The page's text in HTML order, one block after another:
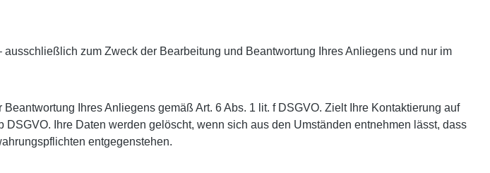
zum Zweck der Bearbeitung und Beantwortung Ihres Anliegens und nur im
Ihres Anliegens gemäß Art. 6 Abs. 1 lit. f DSGVO. Zielt Ihre Kontaktierung auf
Ihre Daten werden gelöscht, wenn sich aus den Umständen entnehmen lässt, dass
entgegenstehen.